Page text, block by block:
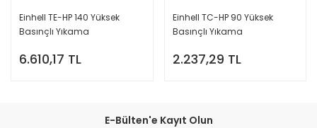
Einhell TE-HP 140 Yüksek
Basınçlı Yıkama
6.610,17 TL
Einhell TC-HP 90 Yüksek
Basınçlı Yıkama
2.237,29 TL
E-Bülten'e Kayıt Olun